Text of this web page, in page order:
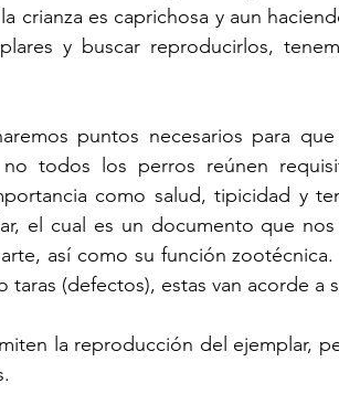
crianza es caprichosa y aun
y buscar reproducirlos,
puntos necesarios para
todos los perros reúnen
como salud, tipicidad y
el cual es un documento que
así como su función zootécnica.
taras (defectos), estas van acorde a
la reproducción del ejemplar,